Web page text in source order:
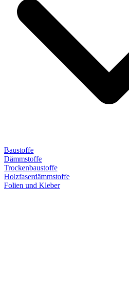
Baustoffe
Dämmstoffe
Trockenbaustoffe
Holzfaserdämmstoffe
Folien und Kleber